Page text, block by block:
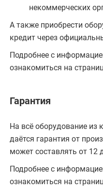
некоммерческих
А также приобрести
кредит через
Подробнее с
ознакомиться на
Гарантия
На всё оборудование из
даётся гарантия от
может составлять от 12
Подробнее с
ознакомиться на